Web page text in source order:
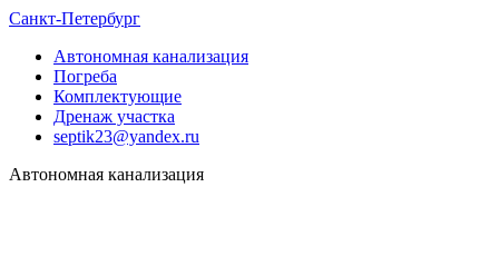
Санкт-Петербург
Автономная канализация
Погреба
Комплектующие
Дренаж участка
septik23@yandex.ru
Автономная канализация